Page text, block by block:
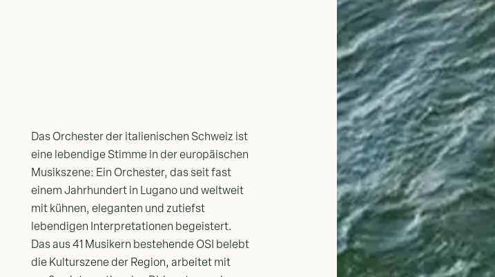
Das Orchester der italienischen Schweiz ist
eine lebendige Stimme in der europäischen
Musikszene: Ein Orchester, das seit fast
einem Jahrhundert in Lugano und weltweit
mit kühnen, eleganten und zutiefst
lebendigen Interpretationen begeistert.
Das aus 41 Musikern bestehende OSI belebt
die Kulturszene der Region, arbeitet mit